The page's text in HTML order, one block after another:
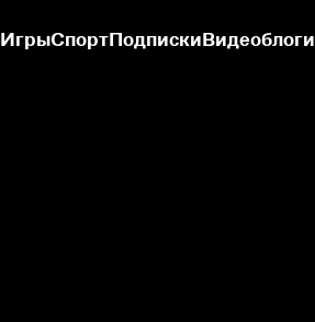
ИгрыСпортПодпискиВидеоблоги